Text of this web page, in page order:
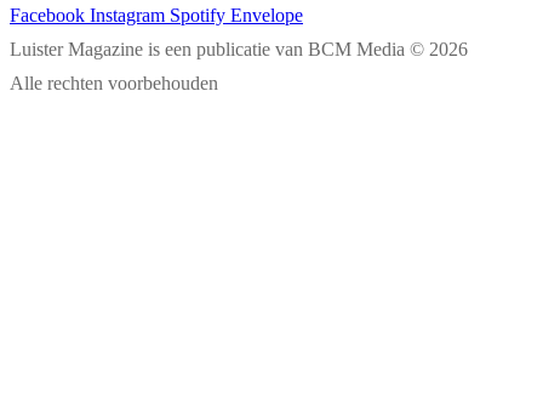
Facebook Instagram Spotify Envelope
Luister Magazine is een publicatie van BCM Media © 2026
Alle rechten voorbehouden